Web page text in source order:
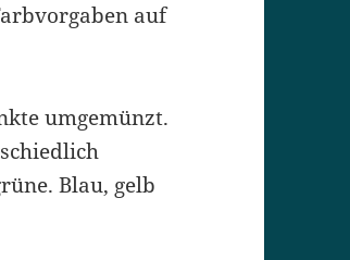
auf
umgemünzt.
Blau, gelb